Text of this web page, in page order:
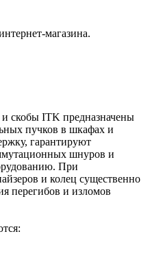
магазина.
скобы ITK предназначены
пучков в шкафах и
гарантируют
шнуров и
При
и колец существенно
перегибов и изломов